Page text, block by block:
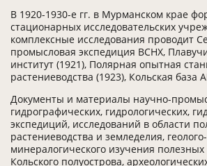
В 1920-1930-е гг. в Мурманском крае
стационарных исследовательских
комплексные исследования проводит
промысловая экспедиция ВСНХ,
институт (1921), Полярная опытная
растениеводства (1923), Кольская база
Документы и материалы научно-
гидрографических, гидрологических,
экспедиций, исследований в области
растениеводства и земледелия, геолого-
минералогического изучения
Кольского полуострова,